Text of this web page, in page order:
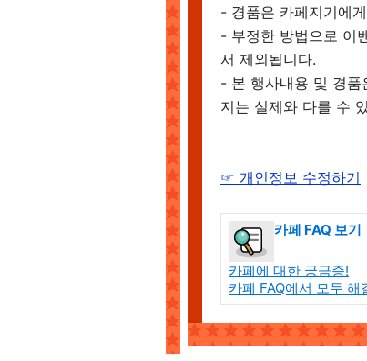
- 경품은 카페지기에
- 부정한 방법으로 이
서 제외됩니다.
- 본 행사내용 및 경품
지는 실제와 다를 수
☞ 개인정보 수정하기
카페 FAQ 보기
카페에 대한 궁금증!
카페 FAQ에서 모두 해